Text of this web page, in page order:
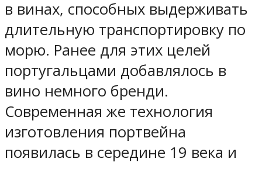
в винах, способных выдерживать
длительную транспортировку по
морю. Ранее для этих целей
португальцами добавлялось в
вино немного бренди.
Современная же технология
изготовления портвейна
появилась в середине 19 века и